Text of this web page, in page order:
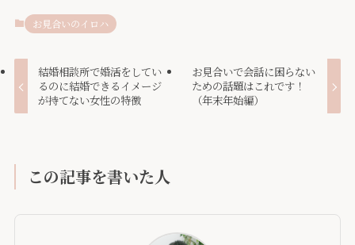
お見合いのイロハ
結婚相談所で婚活をしてい
るのに結婚できるイメージ
が持てない女性の特徴
お見合いで会話に困らない
ための話題はこれです！
（年末年始編）
この記事を書いた人